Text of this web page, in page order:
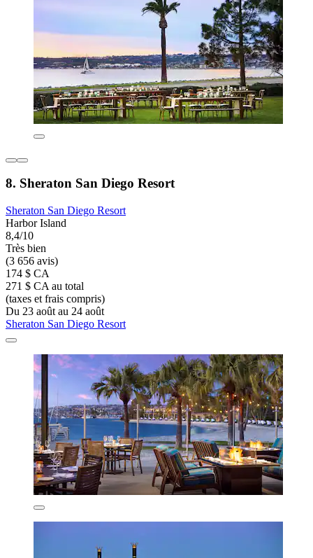
8. Sheraton San Diego Resort
Sheraton San Diego Resort
Harbor Island
8,4/10
Très bien
(3 656 avis)
174 $ CA
271 $ CA au total
(taxes et frais compris)
Du 23 août au 24 août
Sheraton San Diego Resort